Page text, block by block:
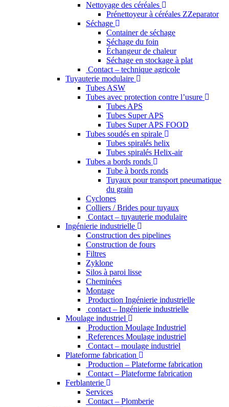
Nettoyage des céréales
Prénettoyeur à céréales ZZeparator
Séchage
Container de séchage
Séchage du foin
Échangeur de chaleur
Séchage en stockage à plat
Contact – technique agricole
Tuyauterie modulaire
Tubes ASW
Tubes avec protection contre l’usure
Tubes APS
Tubes Super APS
Tubes Super APS FOOD
Tubes soudés en spirale
Tubes spiralés helix
Tubes spiralés Helix-air
Tubes a bords ronds
Tube à bords ronds
Tuyaux pour transport pneumatique
du grain
Cyclones
Colliers / Brides pour tuyaux
Contact – tuyauterie modulaire
Ingénierie industrielle
Construction des pipelines
Construction de fours
Filtres
Zyklone
Silos à paroi lisse
Cheminées
Montage
Production Ingénierie industrielle
contact – Ingénierie industrielle
Moulage industriel
Production Moulage Industriel
References Moulage industriel
Contact – moulage industriel
Plateforme fabrication
Production – Plateforme fabrication
Contact – Plateforme fabrication
Ferblanterie
Services
Contact – Plomberie